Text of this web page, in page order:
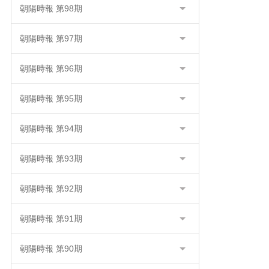
朝陽時報 第98期
朝陽時報 第97期
朝陽時報 第96期
朝陽時報 第95期
朝陽時報 第94期
朝陽時報 第93期
朝陽時報 第92期
朝陽時報 第91期
朝陽時報 第90期